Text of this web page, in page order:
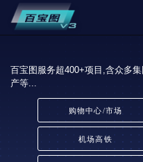
百宝图服务超400+项目,含众多
产等...
购物中心/市场
机场高铁